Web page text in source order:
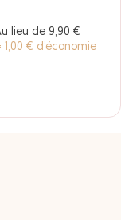
lieu de 9,90 €
1,00 € d’économie
de 15 ans